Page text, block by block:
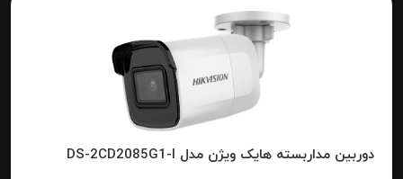
دوربین مداربسته هایک ویژن مدل DS-2CD2085G1-I